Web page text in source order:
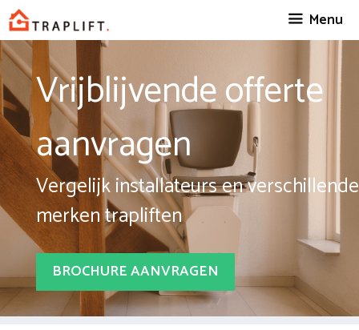
Spring
naar
inhoud
Menu
Vrijblijvende offerte
aanvragen
Vergelijk installateurs en verschillende
merken trapliften
BROCHURE AANVRAGEN